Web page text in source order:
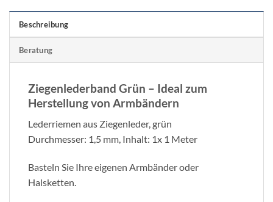
Beschreibung
Beratung
Ziegenlederband Grün – Ideal zum
Herstellung von Armbändern
Lederriemen aus Ziegenleder, grün
Durchmesser: 1,5 mm, Inhalt: 1x 1 Meter
Basteln Sie Ihre eigenen Armbänder oder
Halsketten.